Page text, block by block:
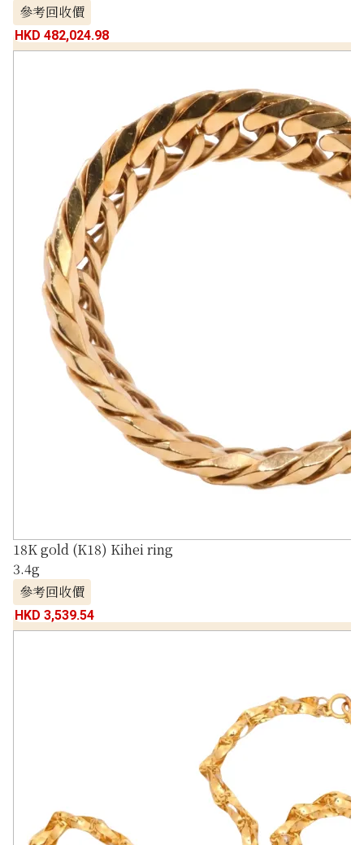
參考回收價
HKD 482,024.98
18K gold (K18) Kihei ring
3.4g
參考回收價
HKD 3,539.54